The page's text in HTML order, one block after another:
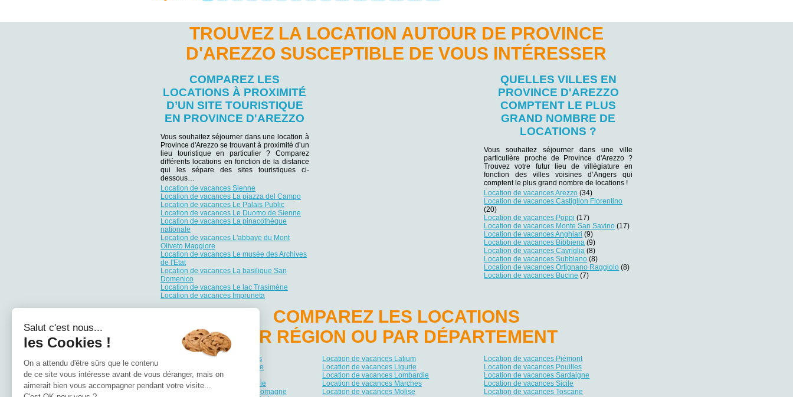
TROUVEZ LA LOCATION AUTOUR DE PROVINCE
D'AREZZO SUSCEPTIBLE DE VOUS INTÉRESSER
COMPAREZ LES
LOCATIONS À PROXIMITÉ
D’UN SITE TOURISTIQUE
EN PROVINCE D'AREZZO
Vous souhaitez séjourner dans une location à
Province d'Arezzo se trouvant à proximité d’un
lieu touristique en particulier ? Comparez
différents locations en fonction de la distance
qui les sépare des sites touristiques ci-
dessous…
Location de vacances Sienne
Location de vacances La piazza del Campo
Location de vacances Le Palais Public
Location de vacances Le Duomo de Sienne
Location de vacances La pinacothèque
nationale
Location de vacances L'abbaye du Mont
Oliveto Maggiore
Location de vacances Le musée des Archives
de l'Etat
Location de vacances La basilique San
Domenico
Location de vacances Le lac Trasimène
Location de vacances Impruneta
QUELLES VILLES EN
PROVINCE D'AREZZO
COMPTENT LE PLUS
GRAND NOMBRE DE
LOCATIONS ?
Vous souhaitez séjourner dans une ville
particulière proche de Province d'Arezzo ?
Trouvez votre futur lieu de villégiature en
fonction des villes voisines d’Angers qui
comptent le plus grand nombre de locations !
Location de vacances Arezzo (34)
Location de vacances Castiglion Fiorentino
(20)
Location de vacances Poppi (17)
Location de vacances Monte San Savino (17)
Location de vacances Anghiari (9)
Location de vacances Bibbiena (9)
Location de vacances Cavriglia (8)
Location de vacances Subbiano (8)
Location de vacances Ortignano Raggiolo (8)
Location de vacances Bucine (7)
COMPAREZ LES LOCATIONS
PAR RÉGION OU PAR DÉPARTEMENT
Location de vacances Abruzzes
Location de vacances Basilicate
Location de vacances Calabre
Location de vacances Campanie
Location de vacances Émilie-Romagne
Location de vacances Latium
Location de vacances Ligurie
Location de vacances Lombardie
Location de vacances Marches
Location de vacances Molise
Location de vacances Piémont
Location de vacances Pouilles
Location de vacances Sardaigne
Location de vacances Sicile
Location de vacances Toscane
Salut c'est nous...
les Cookies !
On a attendu d'être sûrs que le contenu
de ce site vous intéresse avant de vous déranger, mais on
aimerait bien vous accompagner pendant votre visite...